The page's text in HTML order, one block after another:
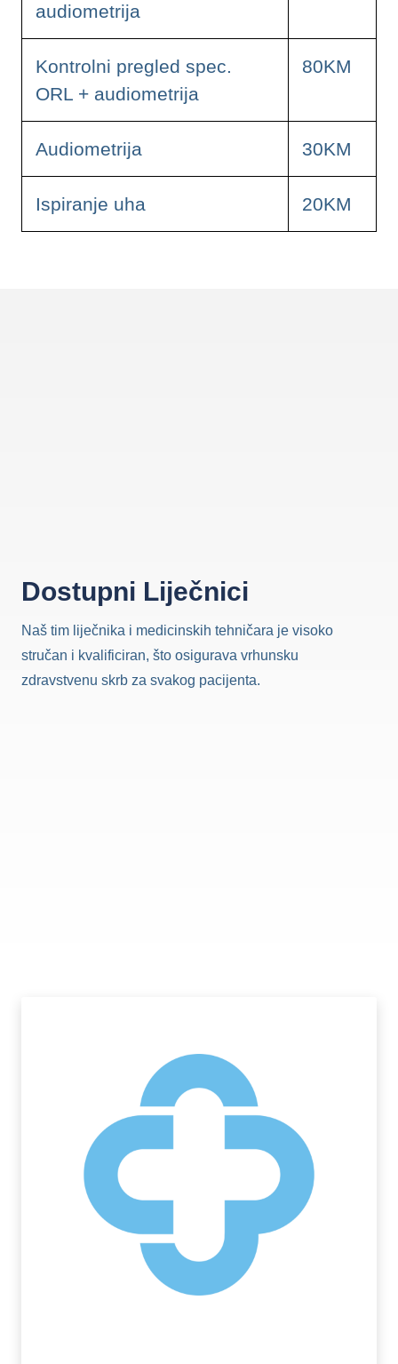
audiometrija
Kontrolni pregled spec.
ORL + audiometrija
80KM
Audiometrija 30KM
Ispiranje uha 20KM
Dostupni Liječnici
Naš tim liječnika i medicinskih tehničara je visoko
stručan i kvalificiran, što osigurava vrhunsku
zdravstvenu skrb za svakog pacijenta.